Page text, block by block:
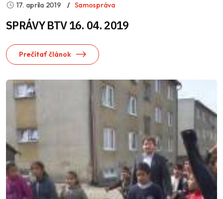
17. apríla 2019 Samospráva
SPRÁVY BTV 16. 04. 2019
Prečítať článok